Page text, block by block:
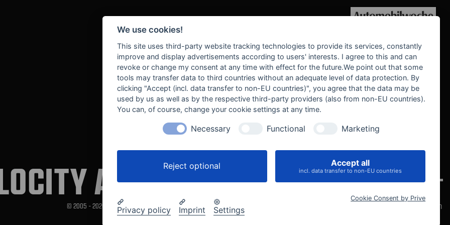
WE SUPPORT
AUTOMOTIVE
© 2005 - 2026 Velocity Automotive Cookie-Einstellungen
We use cookies!
This site uses third-party website tracking technologies to provide its services, constantly
improve and display advertisements according to users' interests. I agree to this and can
revoke or change my consent at any time with effect for the future.We point out that some
tools may transfer data to third countries without an adequate level of data protection. By
clicking "Accept (incl. data transfer to non-EU countries)", you agree that the data may be
used by us as well as by the respective third-party providers (also from non-EU countries).
You can, of course, change your cookie settings at any time.
Necessary Functional Marketing
Reject optional Accept all
incl. data transfer to non-EU countries
Privacy policy Imprint Settings
Cookie Consent by Prive